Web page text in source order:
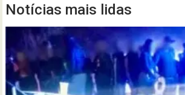
Notícias mais lidas